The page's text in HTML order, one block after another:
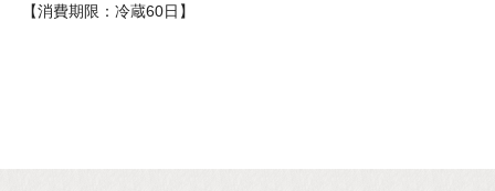
【消費期限：冷蔵60日】